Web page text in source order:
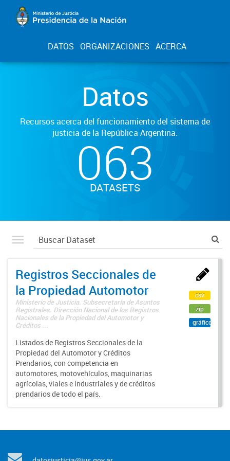
DATOS ORGANIZACIONES ACERCA
Datos
Recursos acerca del funcionamiento del sistema de
justicia de la República Argentina.
063
DATASETS
Registros Seccionales de
la Propiedad Automotor
Ministerio de Justicia. Subsecretaría de Asuntos
Registrales. Dirección Nacional de los Registros
Nacionales de la Propiedad del Automotor y
Créditos ...
Listados de Registros Seccionales de la
Propiedad del Automotor y Créditos
Prendarios, con competencia en
automotores, motovehículos, maquinarias
agrícolas, viales e industriales y de créditos
prendarios de todo el país.
csv
zip
gráfico